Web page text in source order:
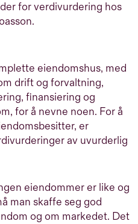
for verdivurdering hos
eiendomshus, med
drift og forvaltning,
finansiering og
for å nevne noen. For å
er
av uvurderlig
eiendommer er like og
man skaffe seg god
og om markedet. Det